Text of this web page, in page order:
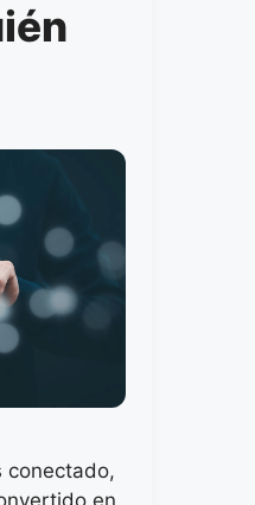
conectado,
en